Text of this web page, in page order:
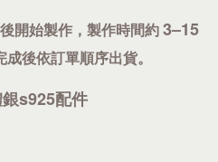
開始製作，製作時間約3–15
成後依訂單順序出貨。
s925配件